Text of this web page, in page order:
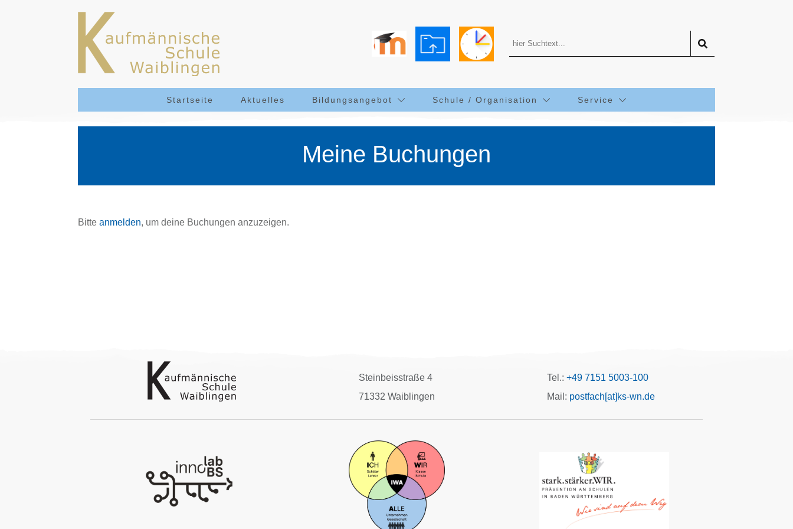
Startseite Aktuelles Bildungsangebot Schule / Organisation Service
Meine Buchungen
Bitte anmelden, um deine Buchungen anzuzeigen.
Steinbeisstraße 4
71332 Waiblingen
Tel.:+49 7151 5003-100
Mail: postfach[at]ks-wn.de